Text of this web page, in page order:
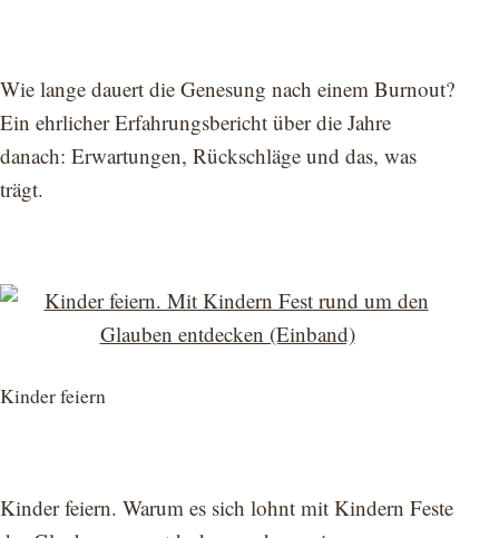
Wie lange dauert die Genesung nach einem Burnout?
Ein ehrlicher Erfahrungsbericht über die Jahre
danach: Erwartungen, Rückschläge und das, was
trägt.
Kinder feiern
Kinder feiern. Warum es sich lohnt mit Kindern Feste